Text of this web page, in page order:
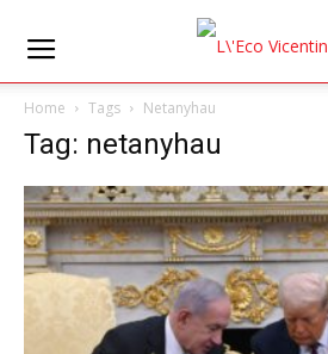
Home Tags Netanyhau
Tag: netanyhau